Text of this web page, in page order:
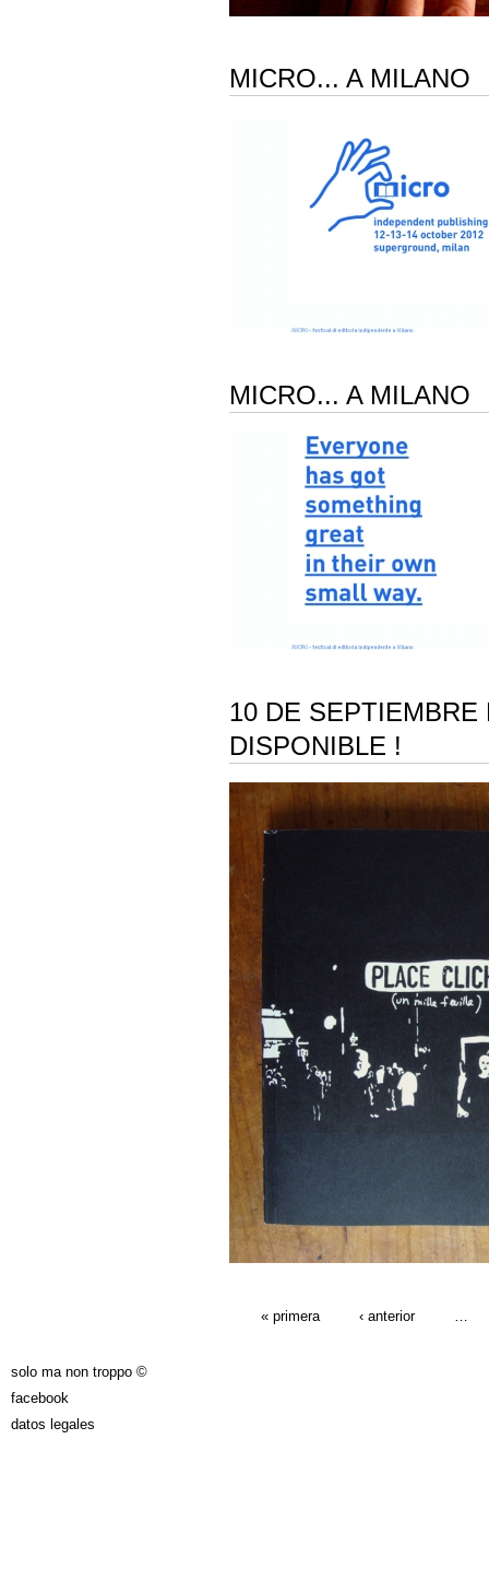
MICRO... A MILANO
MICRO... A MILANO
10 DE SEPTIEMBRE
DISPONIBLE !
PÁGINAS
« primera ‹ anterior …
solo ma non troppo ©
facebook
datos legales